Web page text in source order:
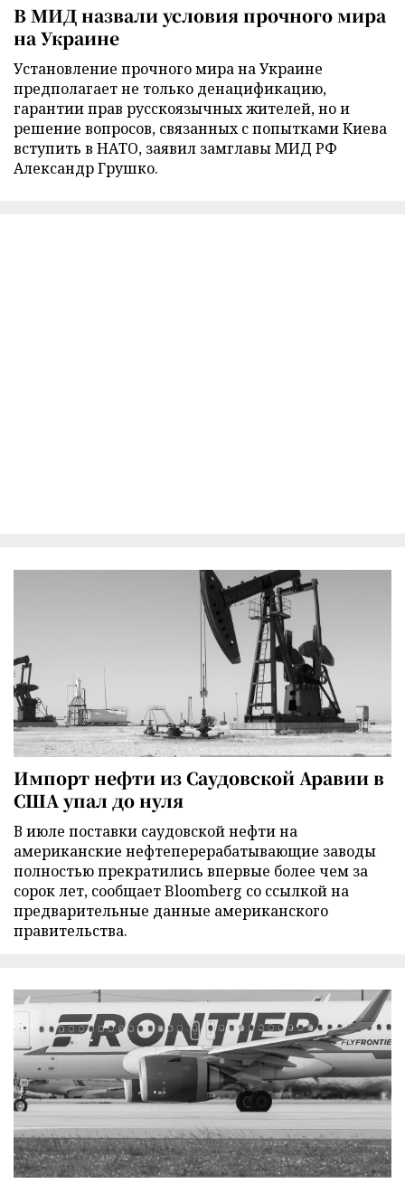
В МИД назвали условия прочного мира
на Украине
Установление прочного мира на Украине
предполагает не только денацификацию,
гарантии прав русскоязычных жителей, но и
решение вопросов, связанных с попытками Киева
вступить в НАТО, заявил замглавы МИД РФ
Александр Грушко.
Импорт нефти из Саудовской Аравии в
США упал до нуля
В июле поставки саудовской нефти на
американские нефтеперерабатывающие заводы
полностью прекратились впервые более чем за
сорок лет, сообщает Bloomberg со ссылкой на
предварительные данные американского
правительства.